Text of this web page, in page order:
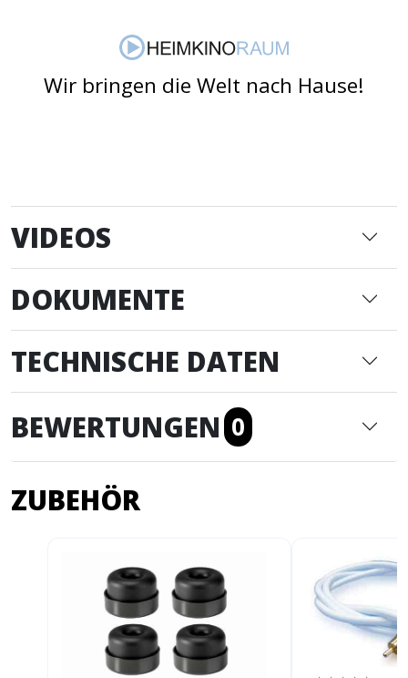
Wir bringen die Welt nach Hause!
VIDEOS
DOKUMENTE
TECHNISCHE DATEN
BEWERTUNGEN 0
ZUBEHÖR